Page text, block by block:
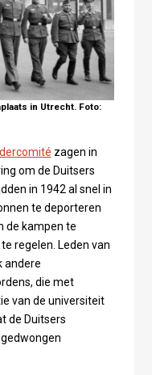
in Utrecht. Foto:
zagen in
om de Duitsers
in 1942 al snel in
te deporteren
de kampen te
regelen. Leden van
andere
die met
van de universiteit
de Duitsers